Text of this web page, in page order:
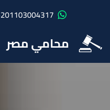
201103004317+
محامي مصر